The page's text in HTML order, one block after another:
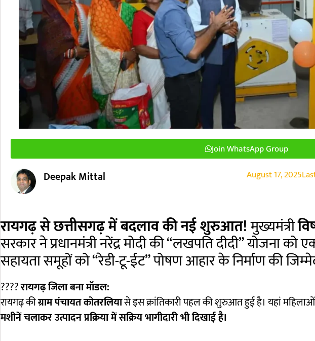
Join WhatsApp Group
Deepak Mittal August 17, 2025
रायगढ़ से छत्तीसगढ़ में बदलाव की नई शुरुआत!मुख्यमंत्री
सरकार ने प्रधानमंत्री नरेंद्र मोदी की “लखपति दीदी” योजना
सहायता समूहों को “रेडी-टू-ईट” पोषण आहार के निर्माण की
????रायगढ़ जिला बना मॉडल:
रायगढ़ कीग्राम पंचायत कोतरलियासे इस क्रांतिकारी पहल की शुरुआत हुई है। यहां
मशीनें चलाकर उत्पादन प्रक्रिया में सक्रिय भागीदारी भी दिखाई है।